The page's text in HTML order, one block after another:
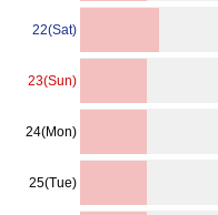
22(Sat)
23(Sun)
24(Mon)
25(Tue)